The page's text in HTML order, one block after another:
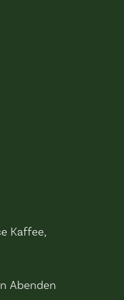
Kaffee,
Abenden